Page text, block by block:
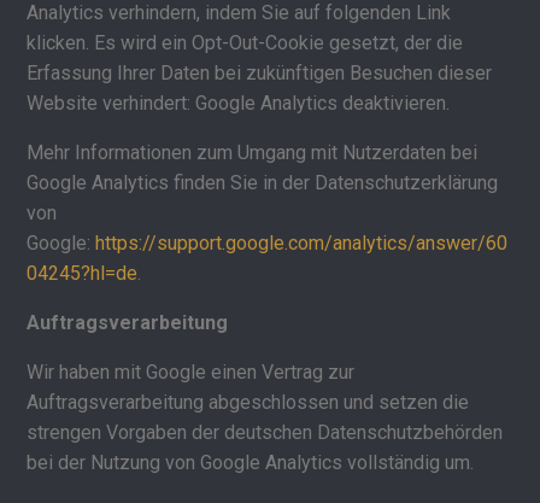
Analytics verhindern, indem Sie auf folgenden Link
klicken. Es wird ein Opt-Out-Cookie gesetzt, der die
Erfassung Ihrer Daten bei zukünftigen Besuchen dieser
Website verhindert: Google Analytics deaktivieren.
Mehr Informationen zum Umgang mit Nutzerdaten bei
Google Analytics finden Sie in der Datenschutzerklärung
von
Google: https://support.google.com/analytics/answer/60
04245?hl=de.
Auftragsverarbeitung
Wir haben mit Google einen Vertrag zur
Auftragsverarbeitung abgeschlossen und setzen die
strengen Vorgaben der deutschen Datenschutzbehörden
bei der Nutzung von Google Analytics vollständig um.